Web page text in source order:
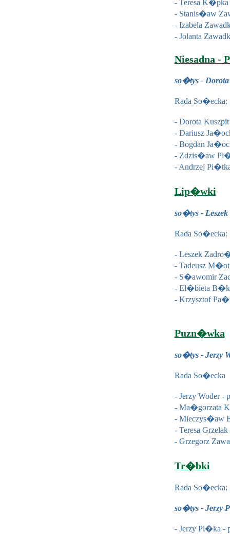
- Teresa
- Stanis�aw
- Izabela
- Jolanta
Niesadna -
so�tys - Dorota
Rada So�ecka:
- Dorota
- Dariusz
- Bogdan
- Zdzis�aw
- Andrzej
Lip�wki
so�tys -
Rada So�ecka:
- Leszek
- Tadeusz
- S�awomir
- El�bieta
- Krzysztof
Puzn�wka
so�tys - Jerzy
Rada So�ecka
- Jerzy Woder -
- Ma�gorzata
- Mieczys�aw
- Teresa
- Grzegorz
Tr�bki
Rada So�ecka:
so�tys - Jerzy
- Jerzy Pi�ka -